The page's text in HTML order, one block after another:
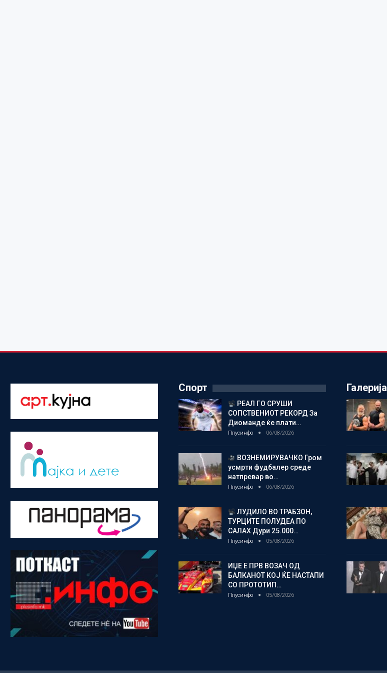
Спорт
РЕАЛ ГО СРУШИ
СОПСТВЕНИОТ РЕКОРД За
Диоманде ќе плати…
Плусинфо 06/08/2026
ВОЗНЕМИРУВАЧКО Гром
усмрти фудбалер среде
натпревар во…
Плусинфо 06/08/2026
ЛУДИЛО ВО ТРАБЗОН,
ТУРЦИТЕ ПОЛУДЕА ПО
САЛАХ Дури 25.000…
Плусинфо 05/08/2026
ИЏЕ Е ПРВ ВОЗАЧ ОД
БАЛКАНОТ КОЈ ЌЕ НАСТАПИ
СО ПРОТОТИП…
Плусинфо 05/08/2026
Галерија